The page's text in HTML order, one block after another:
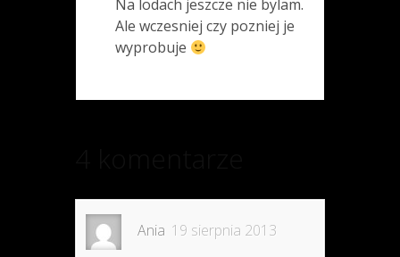
Na lodach jeszcze nie bylam.
Ale wczesniej czy pozniej je
wyprobuje
Ania 19 sierpnia 2013